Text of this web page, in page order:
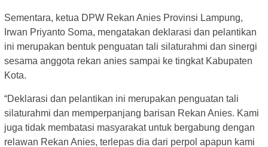
Sementara, ketua DPW Rekan Anies Provinsi Lampung,
Irwan Priyanto Soma, mengatakan deklarasi dan pelantikan
ini merupakan bentuk penguatan tali silaturahmi dan sinergi
sesama anggota rekan anies sampai ke tingkat Kabupaten
Kota.
“Deklarasi dan pelantikan ini merupakan penguatan tali
silaturahmi dan memperpanjang barisan Rekan Anies. Kami
juga tidak membatasi masyarakat untuk bergabung dengan
relawan Rekan Anies, terlepas dia dari perpol apapun kami